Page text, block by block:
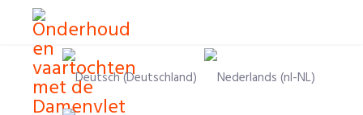
Velg ditt språk